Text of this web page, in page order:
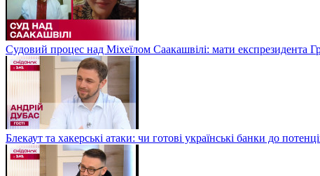
Судовий процес над Міхеїлом Саакашвілі: мати експрезидента
Блекаут та хакерські атаки: чи готові українські банки до